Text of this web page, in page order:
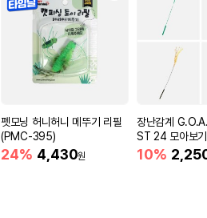
펫모닝 허니허니 메뚜기 리필
(PMC-395)
24% 4,430원
장난감계
ST 24 모아보기
10%